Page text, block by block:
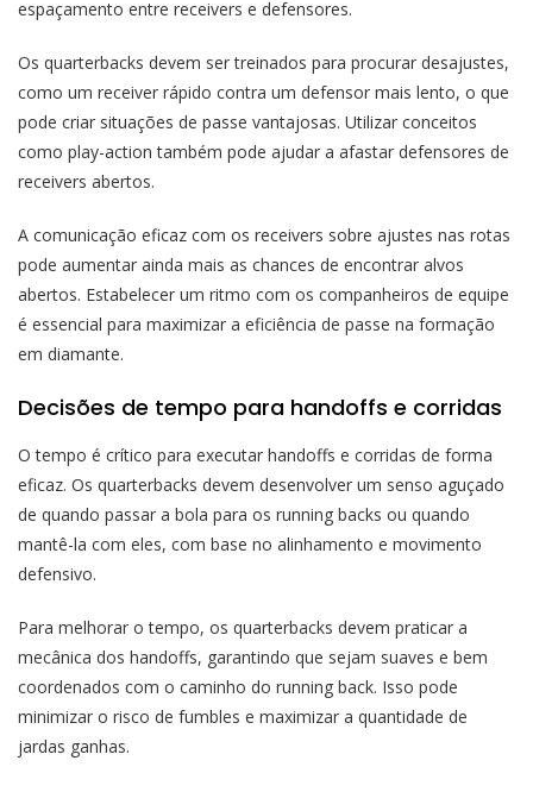
espaçamento entre receivers e defensores.
Os quarterbacks devem ser treinados para procurar desajustes,
como um receiver rápido contra um defensor mais lento, o que
pode criar situações de passe vantajosas. Utilizar conceitos
como play-action também pode ajudar a afastar defensores de
receivers abertos.
A comunicação eficaz com os receivers sobre ajustes nas rotas
pode aumentar ainda mais as chances de encontrar alvos
abertos. Estabelecer um ritmo com os companheiros de equipe
é essencial para maximizar a eficiência de passe na formação
em diamante.
Decisões de tempo para handoffs e corridas
O tempo é crítico para executar handoffs e corridas de forma
eficaz. Os quarterbacks devem desenvolver um senso aguçado
de quando passar a bola para os running backs ou quando
mantê-la com eles, com base no alinhamento e movimento
defensivo.
Para melhorar o tempo, os quarterbacks devem praticar a
mecânica dos handoffs, garantindo que sejam suaves e bem
coordenados com o caminho do running back. Isso pode
minimizar o risco de fumbles e maximizar a quantidade de
jardas ganhas.